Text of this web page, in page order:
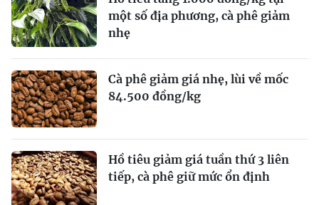
một số địa phương, cà phê giảm
nhẹ
Cà phê giảm giá nhẹ, lùi về mốc
84.500 đồng/kg
Hồ tiêu giảm giá tuần thứ 3 liên
tiếp, cà phê giữ mức ổn định